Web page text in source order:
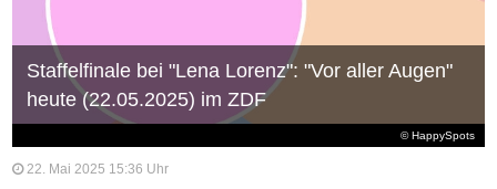
© HappySpots
Staffelfinale bei "Lena Lorenz": "Vor aller Augen"
heute (22.05.2025) im ZDF
22. Mai 2025 15:36 Uhr